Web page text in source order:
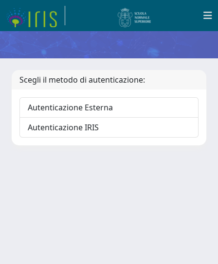
Scegli il metodo di autenticazione:
Autenticazione Esterna
Autenticazione IRIS